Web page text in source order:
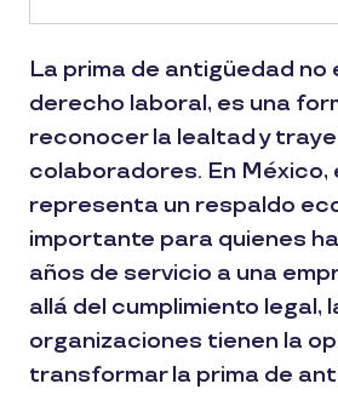
La prima de antigüedad no
derecho laboral, es una
reconocer la lealtad y
colaboradores. En México,
representa un respaldo
importante para quienes
años de servicio a una
allá del cumplimiento legal,
organizaciones tienen la
transformar la prima de